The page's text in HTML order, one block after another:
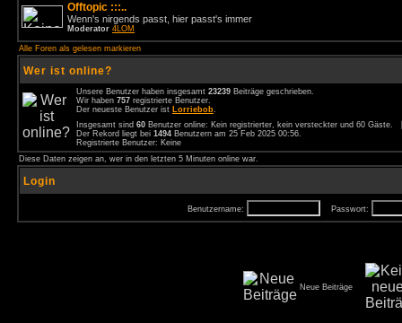
Offtopic :::..
Wenn's nirgends passt, hier passt's immer
Moderator 4LOM
Alle Foren als gelesen markieren
Wer ist online?
Unsere Benutzer haben insgesamt 23239 Beiträge geschrieben.
Wir haben 757 registrierte Benutzer.
Der neueste Benutzer ist Lorriebob.
Insgesamt sind 60 Benutzer online: Kein registrierter, kein versteckter und 60
Der Rekord liegt bei 1494 Benutzern am 25 Feb 2025 00:56.
Registrierte Benutzer: Keine
Diese Daten zeigen an, wer in den letzten 5 Minuten online war.
Login
Benutzername: Passwort:
Neue Beiträge